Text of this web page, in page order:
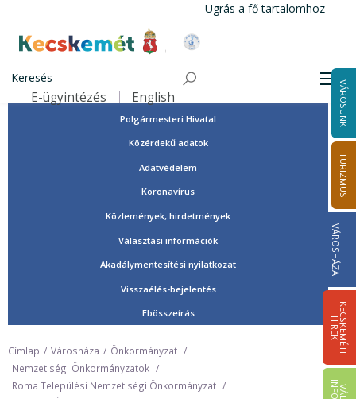
tartalomra
Ugrás a fő tartalomhoz
Kecskemét Város Honlapja
Keresés
Felső navigáció
E-ügyintézés English VÁROSUNK
TURIZMUS
VÁROSHÁZA
K
E
C
S
K
E
M
É
T
I
HÍ
R
E
K
Tisztségviselők, képviselők
Országgyűlési képviselők
Önkormányzat
Polgármesteri Hivatal
Közérdekű adatok
Adatvédelem
Koronavírus
Közlemények, hirdetmények
Választási információk
Akadálymentesítési nyilatkozat
Visszaélés-bejelentés
Ebösszeírás
Címlap Városháza
Önkormányzat
Nemzetiségi Önkormányzatok
Roma Települési Nemzetiségi Önkormányzat